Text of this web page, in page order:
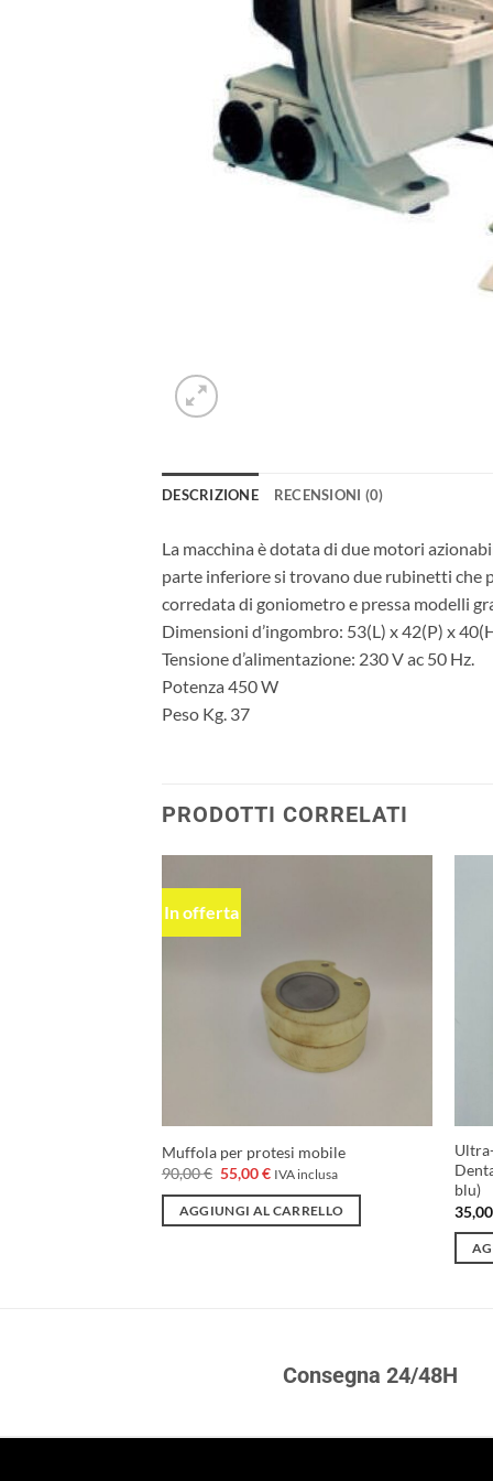
DESCRIZIONE RECENSIONI (0)
La macchina è dotata di due motori
parte inferiore si trovano due rubinetti che
corredata di goniometro e pressa modelli
Dimensioni d’ingombro: 53(L) x 42(P) x
Tensione d’alimentazione: 230 V ac 50 Hz.
Potenza 450 W
Peso Kg. 37
PRODOTTI CORRELATI
In offerta
Muffola per protesi mobile
90,00€ Il
prezzo
originale
era:
55,00€Il
attuale
è:
IVA inclusa
AGGIUNGI AL CARRELLO
blu)
Consegna 24/48H